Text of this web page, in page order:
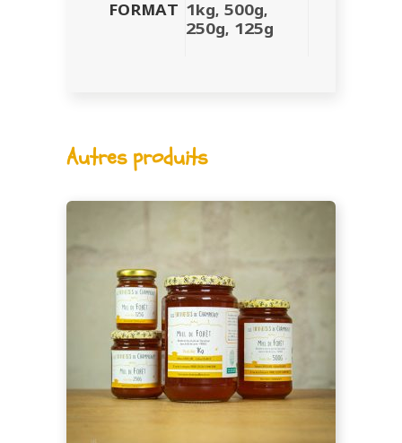
FORMAT 1kg, 500g,
250g, 125g
Autres produits